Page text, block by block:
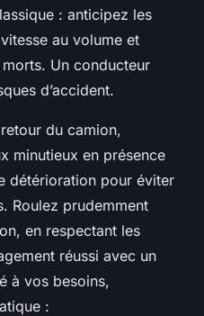
: anticipez les
au volume et
Un conducteur
d’accident.
du camion,
minutieux en présence
détérioration pour éviter
Roulez prudemment
en respectant les
réussi avec un
à vos besoins,
: